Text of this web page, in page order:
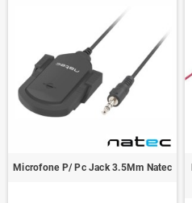
Microfone P/ Pc Jack 3.5Mm Natec